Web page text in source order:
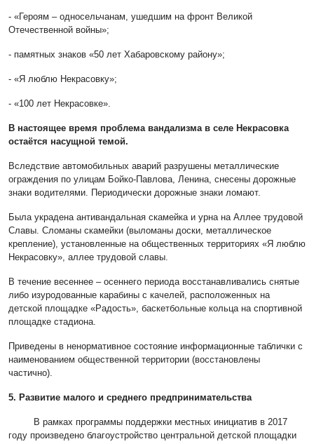
- «Героям – односельчанам, ушедшим на фронт Великой
Отечественной войны»;
- памятных знаков «50 лет Хабаровскому району»;
- «Я люблю Некрасовку»;
- «100 лет Некрасовке».
В настоящее время проблема вандализма в селе Некрасовка
остаётся насущной темой.
Вследствие автомобильных аварий разрушены металлические
ограждения по улицам Бойко-Павлова, Ленина, снесены дорожные
знаки водителями. Периодически дорожные знаки ломают.
Была украдена антивандальная скамейка и урна на Аллее трудовой
Славы. Сломаны скамейки (выломаны доски, металлическое
крепление), установленные на общественных территориях «Я люблю
Некрасовку», аллее трудовой славы.
В течение весеннее – осеннего периода восстанавливались снятые
либо изуродованные карабины с качелей, расположенных на
детской площадке «Радость», баскетбольные кольца на спортивной
площадке стадиона.
Приведены в ненормативное состояние информационные таблички с
наименованием общественной территории (восстановлены
частично).
5. Развитие малого и среднего предпринимательства
В рамках программы поддержки местных инициатив в 2017
году произведено благоустройство центральной детской площадки